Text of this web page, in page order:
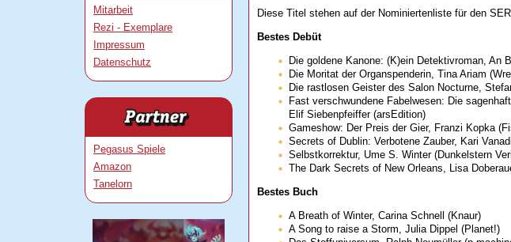
Mitarbeit
Rezi - Exemplare
Impressum
Datenschutz
Pegasus Spiele
Amazon
Tanelorn
Diese Titel stehen auf der Nominiertenliste für den
Bestes Debüt
Die goldene Kanone: (K)ein Detektivroman, An
Die Moritat der Organspenderin, Tina Ariam
Die rastlosen Geister des Salon Nocturne,
Fast verschwundene Fabelwesen: Die
Elif Siebenpfeiffer (arsEdition)
Gameshow: Der Preis der Gier, Franzi Kopka
Secrets of Dublin: Verbotene Zauber, Kari
Selbstkorrektur, Ume S. Winter (Dunkelstern
The Dark Secrets of New Orleans, Lisa
Bestes Buch
A Breath of Winter, Carina Schnell (Knaur)
A Song to raise a Storm, Julia Dippel (Planet!)